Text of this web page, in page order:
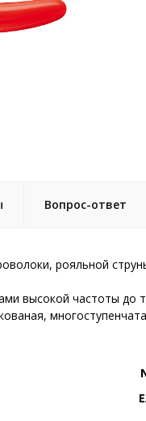
Вопрос-ответ
рояльной
высокой частоты до